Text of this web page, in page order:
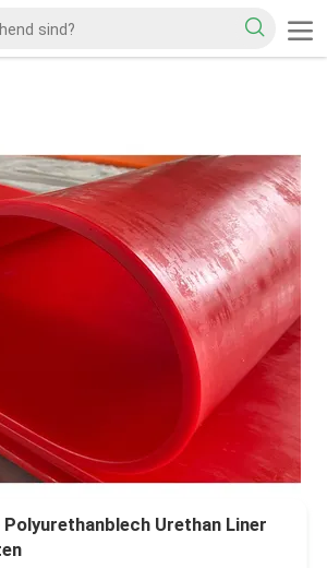
Urethan Liner